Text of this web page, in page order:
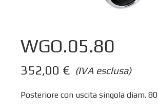
WGO.05.80
(IVA esclusa)
352,00 €
Posteriore con uscita singola diam. 80